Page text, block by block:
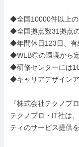
◆全国10000件以上
◆全国拠点数31拠点
◆年間休日123日、有
◆WLB◎の環境から
◆研修センターには
◆キャリアデザイン
『株式会社テクノプ
テクノプロ・IT社は
ティのサービス提供